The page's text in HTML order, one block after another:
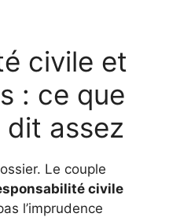
civile et
: ce que
dit assez
Le couple
civile
l’imprudence